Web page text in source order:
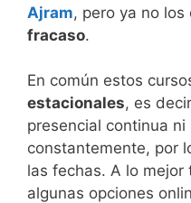
Ajram, pero ya no los
fracaso.
En común estos
estacionales, es
presencial continua ni
constantemente, por
las fechas. A lo
algunas opciones